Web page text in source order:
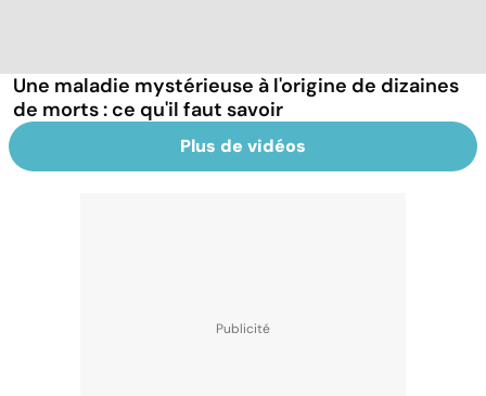
Une maladie mystérieuse à l'origine de dizaines
de morts : ce qu'il faut savoir
Plus de vidéos